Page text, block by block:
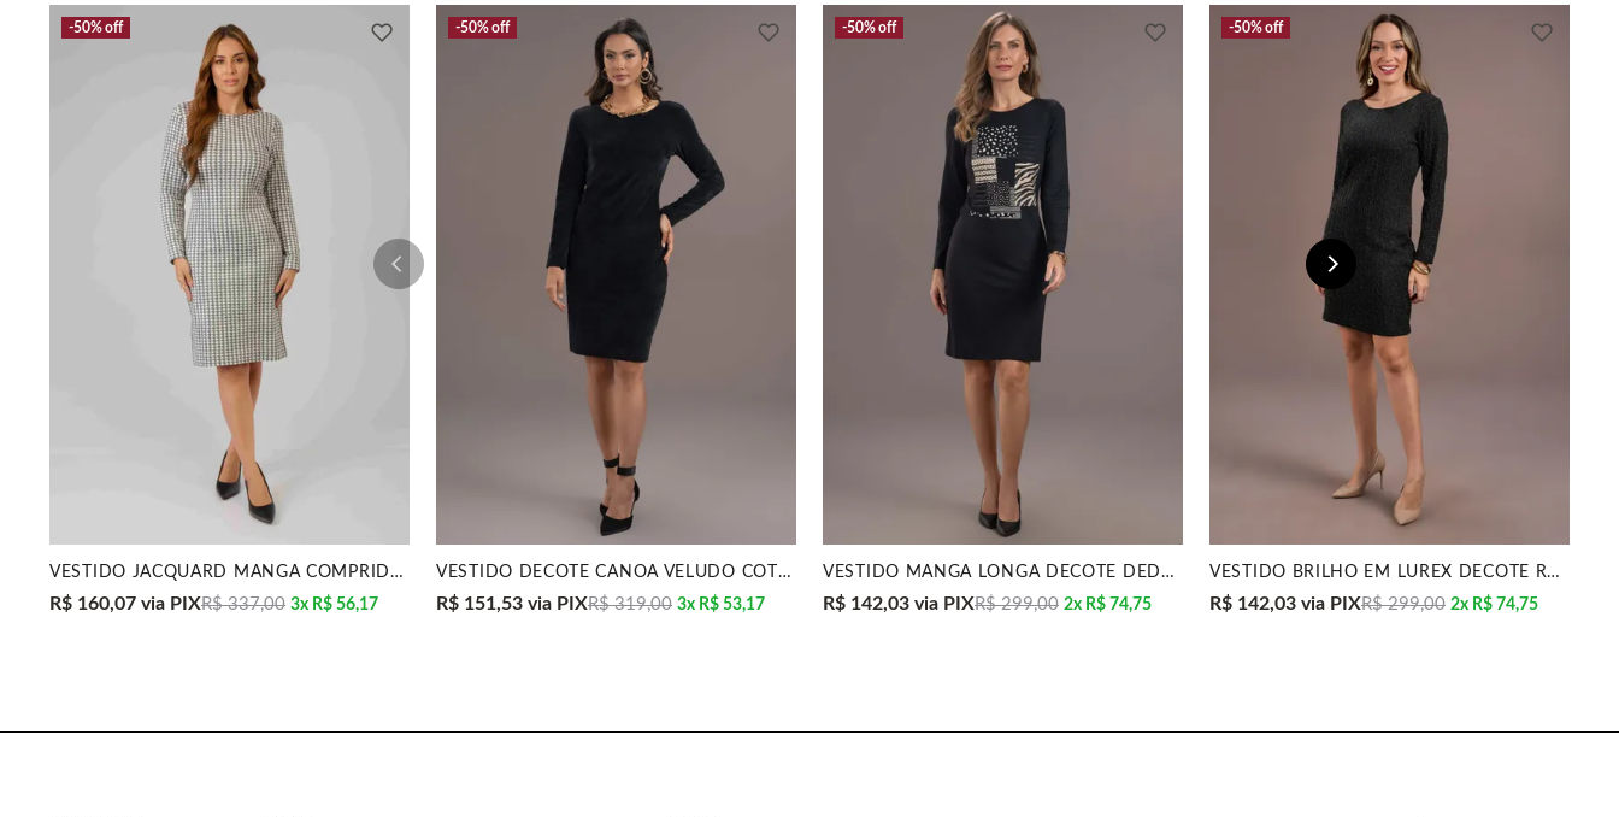
50% off
VESTIDO JACQUARD MANGA COMPRIDA CINZA/OFF MIRA VES
R$ 160,07 via PIXR$ 337,00 3x R$ 56,17
50% off
VESTIDO DECOTE CANOA VELUDO COTELÊ PRETO MIRA VEST
R$ 151,53 via PIXR$ 319,00 3x R$ 53,17
50% off
VESTIDO MANGA LONGA DECOTE DEDONDO PRETO MIRA VEST
R$ 142,03 via PIXR$ 299,00 2x R$ 74,75
50% off
VESTIDO BRILHO EM LUREX DECOTE REDONDO PRETO MIRA
R$ 142,03 via PIXR$ 299,00 2x R$ 74,75